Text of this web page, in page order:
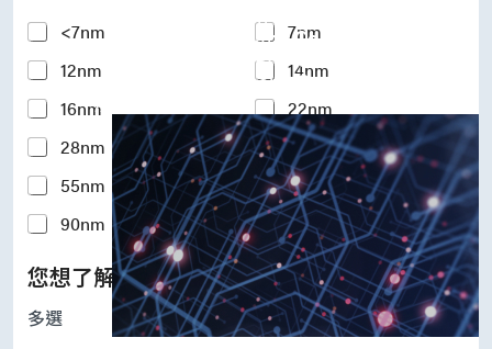
IP Integration Service
USB PHY and Controller
MIPI C/D PHY and Controller
PCIe PHY and Controller
解決方案
Y
o
u
r
I
n
t
e
r
e
s
t
e
P
<7nm
7nm
12nm
14nm
16nm
22nm
28nm
40nm
55nm
65nm
90nm
110-180nm
您想了解的矽智財IP*
多選